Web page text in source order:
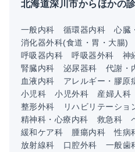
北海道深川市からほかの
一般内科 循環器内科 心臓
消化器外科(食道・胃・大腸)
呼吸器内科
呼吸器外科 神
腎臓内科
泌尿器科 代謝・
血液内科
アレルギー・膠原
小児科
小児外科 産婦人科
整形外科
リハビリテーショ
精神科・心療内科
救急科
緩和ケア科
腫瘍内科 性病
放射線科
口腔外科 一般歯